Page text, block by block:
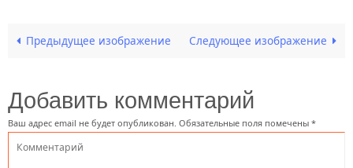
Предыдущее изображение Следующее изображение
Добавить комментарий
Ваш адрес email не будет опубликован. Обязательные поля помечены *